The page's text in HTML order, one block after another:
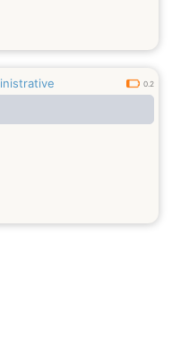
0.2